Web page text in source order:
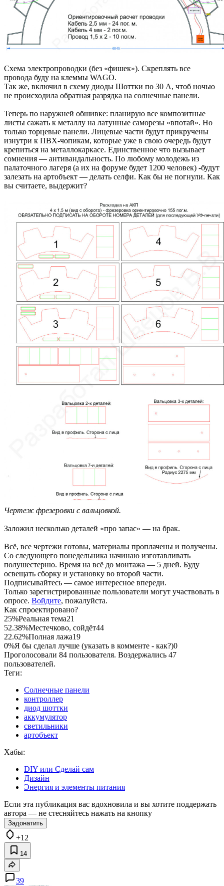
Схема электропроводки (без «фишек»). Скреплять все
провода буду на клеммы WAGO.
Так же, включил в схему диоды Шоттки по 30 А, чтоб ночью
не происходила обратная разрядка на солнечные панели.
Теперь по наружней обшивке: планирую все композитные
листы сажать к металлу на латунные саморезы «впотай». Но
только торцевые панели. Лицевые части будут прикручены
изнутри к ПВХ-чопикам, которые уже в свою очередь будут
крепиться на металлокаркасе. Единственное что вызывает
сомнения — антивандальность. По любому молодежь из
палаточного лагеря (а их на форуме будет 1200 человек) -будут
залезать на артобъект — делать селфи. Как бы не погнули. Как
вы считаете, выдержит?
Чертеж фрезеровки с вальцовкой.
Заложил несколько деталей «про запас» — на брак.
Всё, все чертежи готовы, материалы проплачены и получены.
Со следующего понедельника начинаю изготавливать
полушестерню. Время на всё до монтажа — 5 дней. Буду
освещать сборку и установку во второй части.
Подписывайтесь — самое интересное впереди.
Только зарегистрированные пользователи могут участвовать в
опросе. Войдите, пожалуйста.
Как спроектировано?
25%Реальная тема21
52.38%Местечково, сойдёт44
22.62%Полная лажа19
0%Я бы сделал лучше (указать в комменте - как?)0
Проголосовали 84 пользователя. Воздержались 47
пользователей.
Теги:
Солнечные панели
контроллер
диод шоттки
аккумулятор
светильники
артобъект
Хабы:
DIY или Сделай сам
Дизайн
Энергия и элементы питания
Если эта публикация вас вдохновила и вы хотите поддержать
автора — не стесняйтесь нажать на кнопку
Задонатить
+12
14
39